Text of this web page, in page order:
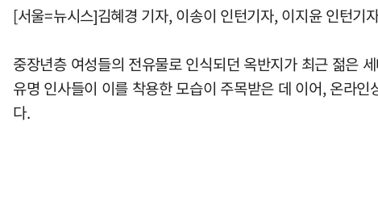
[서울=뉴시스]김혜경 기자, 이송이 인턴기자, 이지윤 인턴
중장년층 여성들의 전유물로 인식되던 옥반지가 최근 젊은
유명 인사들이 이를 착용한 모습이 주목받은 데 이어, 온라
다.